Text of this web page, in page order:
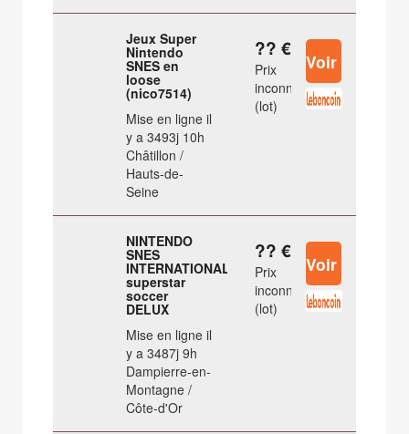
Jeux Super
Nintendo
SNES en
loose
(nico7514)
Mise en ligne il
y a 3493j 10h
Châtillon /
Hauts-de-
Seine
?? €
Prix
inconnu
(lot)
NINTENDO
SNES
INTERNATIONAL
superstar
soccer
DELUX
Mise en ligne il
y a 3487j 9h
Dampierre-en-
Montagne /
Côte-d'Or
?? €
Prix
inconnu
(lot)